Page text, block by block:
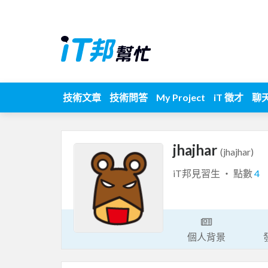
技術文章 技術問答 My Project iT 徵才 聊
jhajhar (jhajhar)
iT邦見習生 ‧ 點數4
個人背景